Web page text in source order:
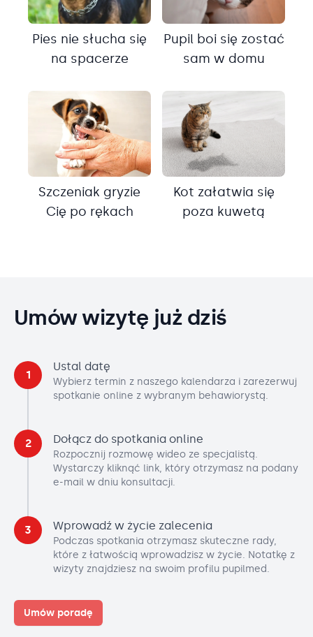
Pies nie słucha się
na spacerze
Pupil boi się zostać
sam w domu
Szczeniak gryzie
Cię po rękach
Kot załatwia się
poza kuwetą
Umów wizytę już dziś
1
Ustal datę
Wybierz termin z naszego kalendarza i zarezerwuj
spotkanie online z wybranym behawiorystą.
2 Dołącz do spotkania online
Rozpocznij rozmowę wideo ze specjalistą.
Wystarczy kliknąć link, który otrzymasz na podany
e-mail w dniu konsultacji.
3 Wprowadź w życie zalecenia
Podczas spotkania otrzymasz skuteczne rady,
które z łatwością wprowadzisz w życie. Notatkę z
wizyty znajdziesz na swoim profilu pupilmed.
Umów poradę